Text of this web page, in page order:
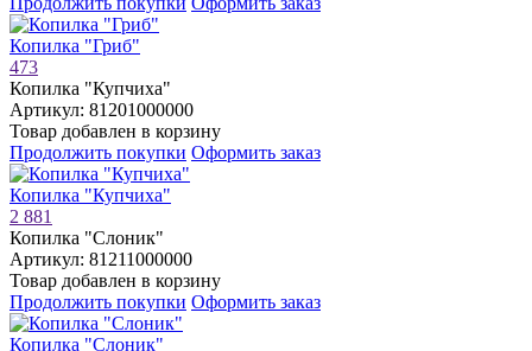
Копилка "Гриб"
473
Копилка "Купчиха"
Артикул: 81201000000
Товар добавлен в корзину
Продолжить покупки Оформить заказ
Копилка "Купчиха"
2 881
Копилка "Слоник"
Артикул: 81211000000
Товар добавлен в корзину
Продолжить покупки Оформить заказ
Копилка "Слоник"